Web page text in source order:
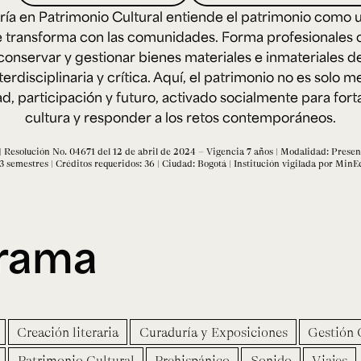
Reconocimiento como universidad: Decreto 1297 del 30 de mayo de 1964. Reconocimiento
Arte e
Historia del Arte
Ext. 2626
Literatura y
Narrativas Digitales
en Patrimonio Cultural entiende el patrimonio como
transforma con las comunidades. Forma profesionales
y gestionar bienes materiales e inmateriales
y crítica. Aquí, el patrimonio no es solo
participación y futuro, activado socialmente para
cultura y responder a los retos contemporáneos.
Resolución No. 04671 del 12 de abril de 2024 – Vigencia 7 años | Modalidad:
semestres | Créditos requeridos: 36 | Ciudad: Bogotá | Institución vigilada por
Creación literaria Curaduría y Exposiciones
Gestión